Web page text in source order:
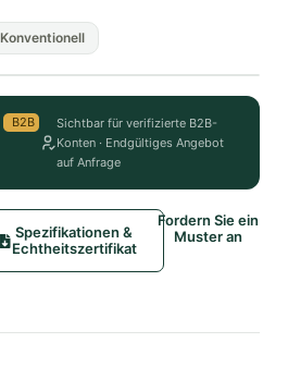
Konventionell
B2B
Sichtbar für verifizierte B2B-
Konten · Endgültiges Angebot
auf Anfrage
Spezifikationen &
Echtheitszertifikat
Fordern Sie ein
Muster an